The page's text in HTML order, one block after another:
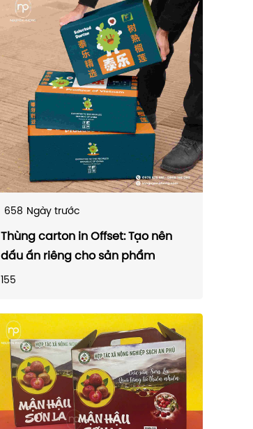
658 Ngày trước
Thùng carton in Offset: Tạo nên
dấu ấn riêng cho sản phẩm
155